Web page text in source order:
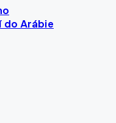
do Arábie